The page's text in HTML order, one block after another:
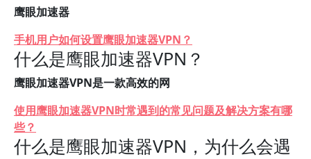
鹰眼加速器
手机用户如何设置鹰眼加速器VPN？
什么是鹰眼加速器VPN？
鹰眼加速器VPN是一款高效的网
使用鹰眼加速器VPN时常遇到的常见问题及解决方案有哪
些？
什么是鹰眼加速器VPN，为什么会遇